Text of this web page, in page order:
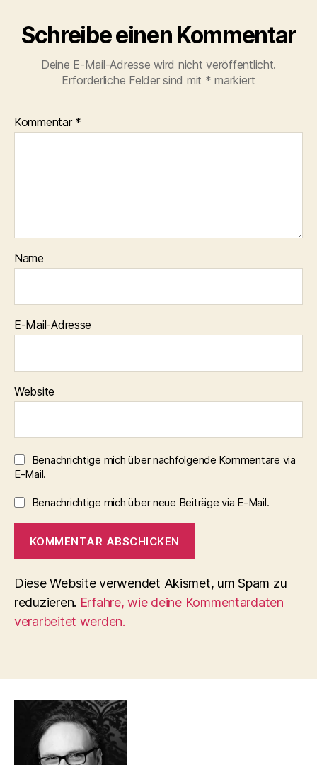
Schreibe einen Kommentar
Deine E-Mail-Adresse wird nicht veröffentlicht.
Erforderliche Felder sind mit * markiert
Kommentar *
Name
E-Mail-Adresse
Website
Benachrichtige mich über nachfolgende Kommentare via
E-Mail.
Benachrichtige mich über neue Beiträge via E-Mail.
Diese Website verwendet Akismet, um Spam zu
reduzieren. Erfahre, wie deine Kommentardaten
verarbeitet werden.